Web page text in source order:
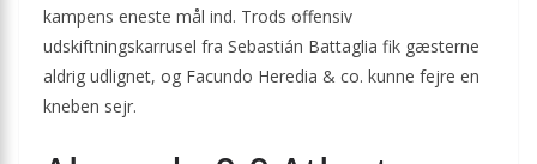
kampens eneste mål ind. Trods offensiv
udskiftningskarrusel fra Sebastián Battaglia fik gæsterne
aldrig udlignet, og Facundo Heredia & co. kunne fejre en
kneben sejr.